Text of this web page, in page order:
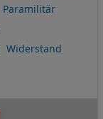
Paramilitär
Widerstand